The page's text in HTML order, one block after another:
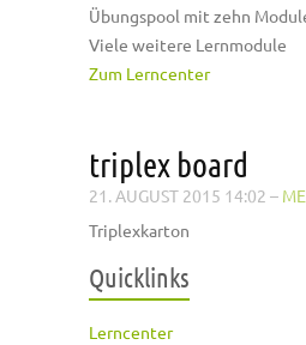
Übungspool mit zehn
Viele weitere Lernmodule
Zum Lerncenter
triplex board
21. AUGUST 2015 14:02 –
Triplexkarton
Quicklinks
Lerncenter